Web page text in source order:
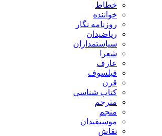
خطاط
خواننده
روزنامه نگار
ریاضیدان
سیاستمداران
شعرا
عارف
فیلسوف
قرن
کتاب شناسی
مترجم
منجم
موسیقیدان
نقاش